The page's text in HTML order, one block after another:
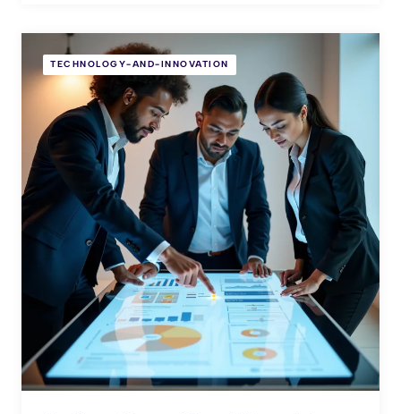
TECHNOLOGY-AND-INNOVATION